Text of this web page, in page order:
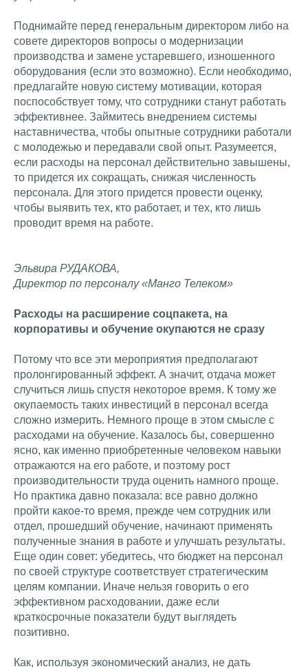
Поднимайте перед генеральным директором либо на
совете директоров вопросы о модернизации
производства и замене устаревшего, изношенного
оборудования (если это возможно). Если необходимо,
предлагайте новую систему мотивации, которая
поспособствует тому, что сотрудники станут работать
эффективнее. Займитесь внедрением системы
наставничества, чтобы опытные сотрудники работали
с молодежью и передавали свой опыт. Разумеется,
если расходы на персонал действительно завышены,
то придется их сокращать, снижая численность
персонала. Для этого придется провести оценку,
чтобы выявить тех, кто работает, и тех, кто лишь
проводит время на работе.
Эльвира РУДАКОВА,
Директор по персоналу «Манго Телеком»
Расходы на расширение соцпакета, на
корпоративы и обучение окупаются не сразу
Потому что все эти мероприятия предполагают
пролонгированный эффект. А значит, отдача может
случиться лишь спустя некоторое время. К тому же
окупаемость таких инвестиций в персонал всегда
сложно измерить. Немного проще в этом смысле с
расходами на обучение. Казалось бы, совершенно
ясно, как именно приобретенные человеком навыки
отражаются на его работе, и поэтому рост
производительности труда оценить намного проще.
Но практика давно показала: все равно должно
пройти какое-то время, прежде чем сотрудник или
отдел, прошедший обучение, начинают применять
полученные знания в работе и улучшать результаты.
Еще один совет: убедитесь, что бюджет на персонал
по своей структуре соответствует стратегическим
целям компании. Иначе нельзя говорить о его
эффективном расходовании, даже если
краткосрочные показатели будут выглядеть
позитивно.
Как, используя экономический анализ, не дать